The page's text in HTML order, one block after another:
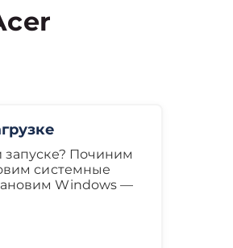
запуске? Починим
системные
Windows —